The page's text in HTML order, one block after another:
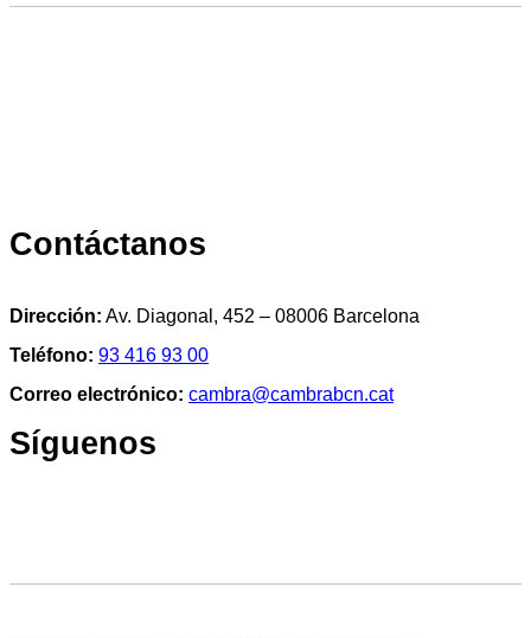
Contáctanos
Dirección: Av. Diagonal, 452 – 08006 Barcelona
Teléfono: 93 416 93 00
Correo electrónico: cambra@cambrabcn.cat
Síguenos